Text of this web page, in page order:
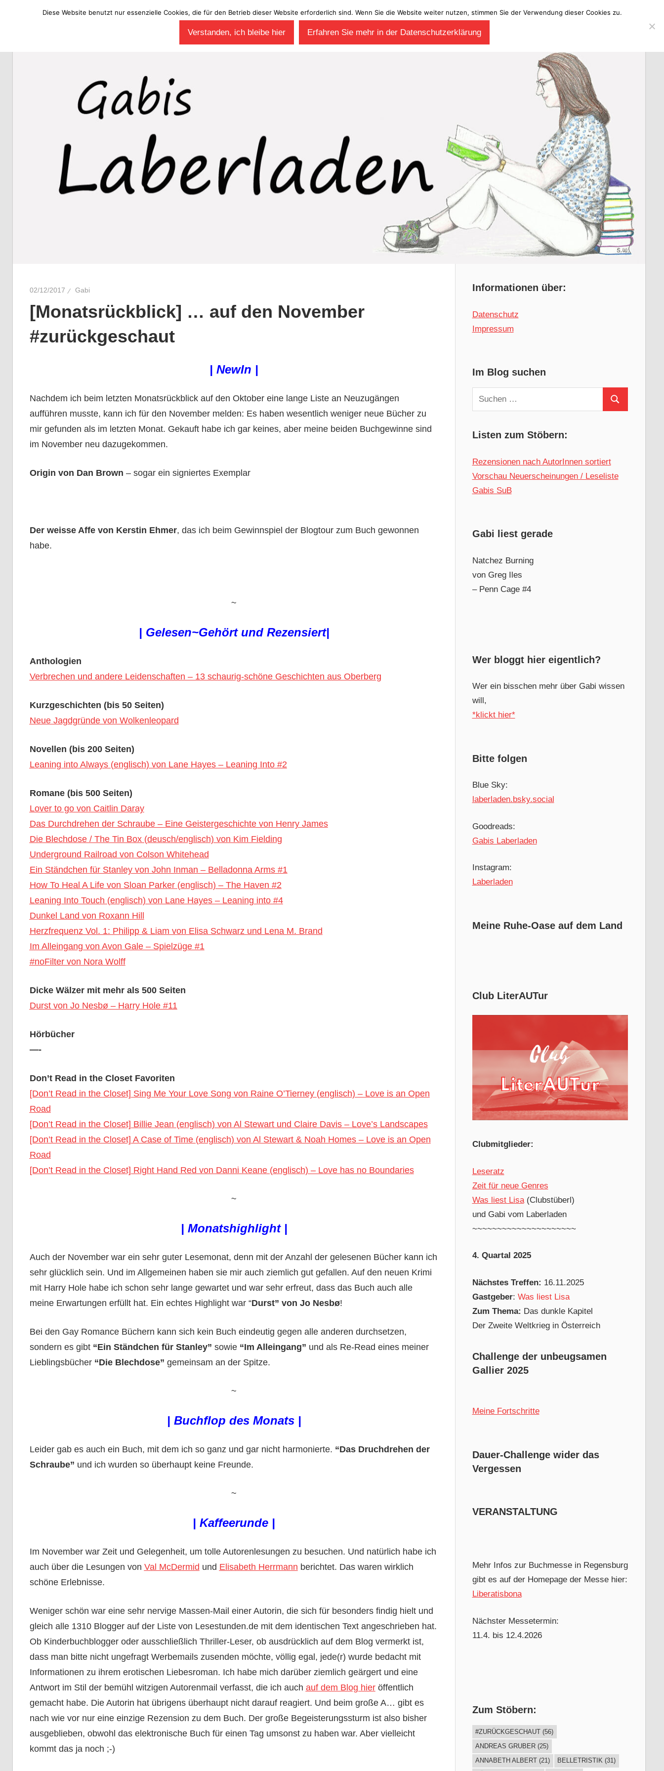
02/12/2017 Gabi
[Monatsrückblick] … auf den November
#zurückgeschaut
| NewIn |
Nachdem ich beim letzten Monatsrückblick auf den Oktober eine lange Liste an Neuzugängen
aufführen musste, kann ich für den November melden: Es haben wesentlich weniger neue Bücher zu
mir gefunden als im letzten Monat. Gekauft habe ich gar keines, aber meine beiden Buchgewinne sind
im November neu dazugekommen.
Origin von Dan Brown – sogar ein signiertes Exemplar
Der weisse Affe von Kerstin Ehmer, das ich beim Gewinnspiel der Blogtour zum Buch gewonnen
habe.
~
| Gelesen~Gehört und Rezensiert|
Anthologien
Verbrechen und andere Leidenschaften – 13 schaurig-schöne Geschichten aus Oberberg
Kurzgeschichten (bis 50 Seiten)
Neue Jagdgründe von Wolkenleopard
Novellen (bis 200 Seiten)
Leaning into Always (englisch) von Lane Hayes – Leaning Into #2
Romane (bis 500 Seiten)
Lover to go von Caitlin Daray
Das Durchdrehen der Schraube – Eine Geistergeschichte von Henry James
Die Blechdose / The Tin Box (deusch/englisch) von Kim Fielding
Underground Railroad von Colson Whitehead
Ein Ständchen für Stanley von John Inman – Belladonna Arms #1
How To Heal A Life von Sloan Parker (englisch) – The Haven #2
Leaning Into Touch (englisch) von Lane Hayes – Leaning into #4
Dunkel Land von Roxann Hill
Herzfrequenz Vol. 1: Philipp & Liam von Elisa Schwarz und Lena M. Brand
Im Alleingang von Avon Gale – Spielzüge #1
#noFilter von Nora Wolff
Dicke Wälzer mit mehr als 500 Seiten
Durst von Jo Nesbø – Harry Hole #11
Hörbücher
—-
Don’t Read in the Closet Favoriten
[Don’t Read in the Closet] Sing Me Your Love Song von Raine O’Tierney (englisch) – Love is an Open
Road
[Don’t Read in the Closet] Billie Jean (englisch) von Al Stewart und Claire Davis – Love’s Landscapes
[Don’t Read in the Closet] A Case of Time (englisch) von Al Stewart & Noah Homes – Love is an Open
Road
[Don’t Read in the Closet] Right Hand Red von Danni Keane (englisch) – Love has no Boundaries
~
| Monatshighlight |
Auch der November war ein sehr guter Lesemonat, denn mit der Anzahl der gelesenen Bücher kann ich
sehr glücklich sein. Und im Allgemeinen haben sie mir auch ziemlich gut gefallen. Auf den neuen Krimi
mit Harry Hole habe ich schon sehr lange gewartet und war sehr erfreut, dass das Buch auch alle
meine Erwartungen erfüllt hat. Ein echtes Highlight war “Durst” von Jo Nesbø!
Bei den Gay Romance Büchern kann sich kein Buch eindeutig gegen alle anderen durchsetzen,
sondern es gibt “Ein Ständchen für Stanley” sowie “Im Alleingang” und als Re-Read eines meiner
Lieblingsbücher “Die Blechdose” gemeinsam an der Spitze.
~
| Buchflop des Monats |
Leider gab es auch ein Buch, mit dem ich so ganz und gar nicht harmonierte. “Das Druchdrehen der
Schraube” und ich wurden so überhaupt keine Freunde.
~
| Kaffeerunde |
Im November war Zeit und Gelegenheit, um tolle Autorenlesungen zu besuchen. Und natürlich habe ich
auch über die Lesungen von Val McDermid und Elisabeth Herrmann berichtet. Das waren wirklich
schöne Erlebnisse.
Weniger schön war eine sehr nervige Massen-Mail einer Autorin, die sich für besonders findig hielt und
gleich alle 1310 Blogger auf der Liste von Lesestunden.de mit dem identischen Text angeschrieben hat.
Ob Kinderbuchblogger oder ausschließlich Thriller-Leser, ob ausdrücklich auf dem Blog vermerkt ist,
dass man bitte nicht ungefragt Werbemails zusenden möchte, völlig egal, jede(r) wurde bedacht mit
Informationen zu ihrem erotischen Liebesroman. Ich habe mich darüber ziemlich geärgert und eine
Antwort im Stil der bemühl witzigen Autorenmail verfasst, die ich auch auf dem Blog hieröffentlich
gemacht habe. Die Autorin hat übrigens überhaupt nicht darauf reagiert. Und beim große A… gibt es
nach wie vor nur eine einzige Rezension zu dem Buch. Der große Begeisterungssturm ist also bisher
ausgeblieben, obwohl das elektronische Buch für einen Tag umsonst zu haben war. Aber vielleicht
kommt das ja noch ;-)
Informationen über:
Datenschutz
Impressum
Im Blog suchen
Suchen
nach:
Suchen
Listen zum Stöbern:
Rezensionen nach AutorInnen sortiert
Vorschau Neuerscheinungen / Leseliste
Gabis SuB
Gabi liest gerade
Natchez Burning
von Greg Iles
– Penn Cage #4
Wer bloggt hier eigentlich?
Wer ein bisschen mehr über Gabi wissen
will,
*klickt hier*
Bitte folgen
Blue Sky:
laberladen.bsky.social
Goodreads:
Gabis Laberladen
Instagram:
Laberladen
Meine Ruhe-Oase auf dem Land
Club LiterAUTur
Clubmitglieder:
Leseratz
Zeit für neue Genres
Was liest Lisa(Clubstüberl)
und Gabi vom Laberladen
~~~~~~~~~~~~~~~~~~~~~
4. Quartal 2025
Nächstes Treffen: 16.11.2025
Gastgeber: Was liest Lisa
Zum Thema: Das dunkle Kapitel
Der Zweite Weltkrieg in Österreich
Challenge der unbeugsamen
Gallier 2025
Meine Fortschritte
Dauer-Challenge wider das
Vergessen
VERANSTALTUNG
Mehr Infos zur Buchmesse in Regensburg
gibt es auf der Homepage der Messe hier:
Liberatisbona
Nächster Messetermin:
11.4. bis 12.4.2026
Zum Stöbern:
#ZURÜCKGESCHAUT (56)
ANDREAS GRUBER (25)
ANNABETH ALBERT (21) BELLETRISTIK (31)
Diese Website benutzt nur essenzielle Cookies, die für den Betrieb dieser Website erforderlich sind. Wenn Sie die Website weiter nutzen, stimmen Sie der Verwendung dieser Cookies zu.
Verstanden, ich bleibe hier Erfahren Sie mehr in der Datenschutzerklärung